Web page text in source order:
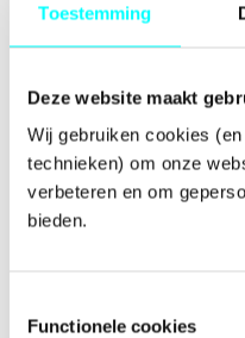
Toestemming
Deze website maakt
Wij gebruiken cookies
technieken) om onze
verbeteren en om
bieden.
Functionele cookies